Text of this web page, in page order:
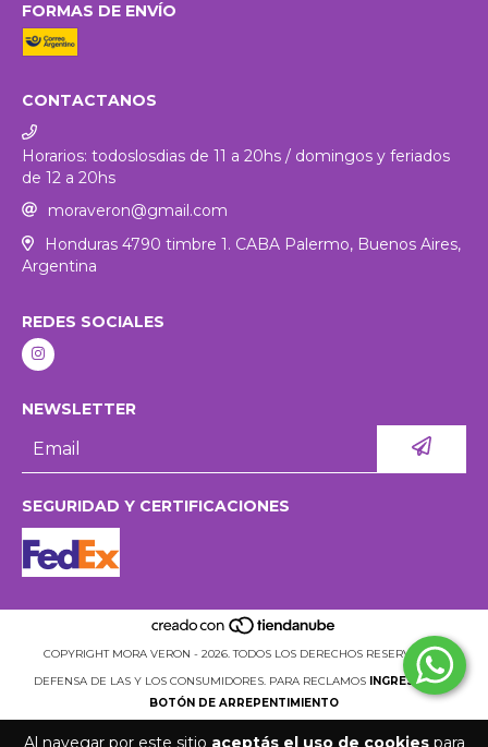
Al navegar por este sitio aceptás el uso de cookiespara
FORMAS DE ENVÍO
CONTACTANOS
Horarios: todoslosdias de 11 a 20hs / domingos y feriados
de 12 a 20hs
moraveron@gmail.com
Honduras 4790 timbre 1. CABA Palermo, Buenos Aires,
Argentina
REDES SOCIALES
NEWSLETTER
SEGURIDAD Y CERTIFICACIONES
COPYRIGHT MORA VERON - 2026. TODOS LOS DERECHOS RESERVADOS.
DEFENSA DE LAS Y LOS CONSUMIDORES. PARA RECLAMOS
INGRESÁ ACÁ.
BOTÓN DE ARREPENTIMIENTO